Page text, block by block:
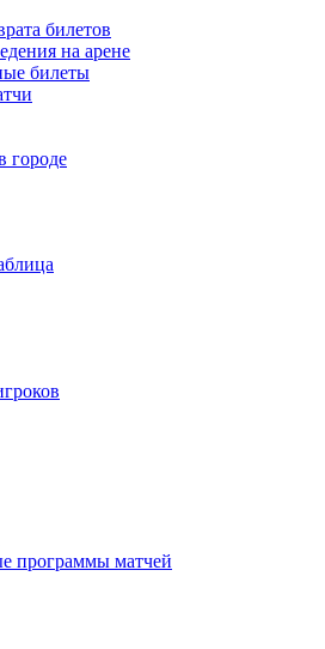
билетов
на арене
билеты
городе
программы матчей